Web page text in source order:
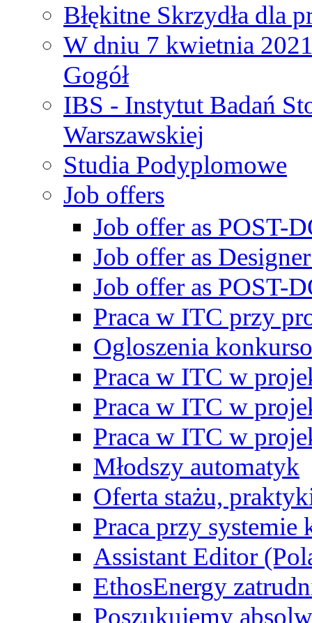
Błękitne Skrzydła dla
W dniu 7 kwietnia
Gogół
IBS - Instytut Badań
Warszawskiej
Studia Podyplomowe
Job offers
Job offer as POST-
Job offer as
Job offer as POST-
Praca w ITC przy
Ogloszenia
Praca w ITC w
Praca w ITC w
Praca w ITC w
Młodszy automatyk
Oferta stażu,
Praca przy
Assistant Editor
EthosEnergy
Poszukujemy